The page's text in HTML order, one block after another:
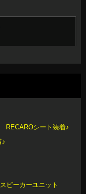
シート装着♪
♪
ーカーユニット